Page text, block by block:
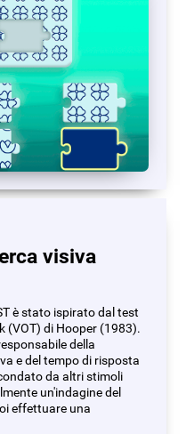
visiva
è stato ispirato dal test
(VOT) di Hooper (1983).
della
e del tempo di risposta
da altri stimoli
un'indagine del
effettuare una